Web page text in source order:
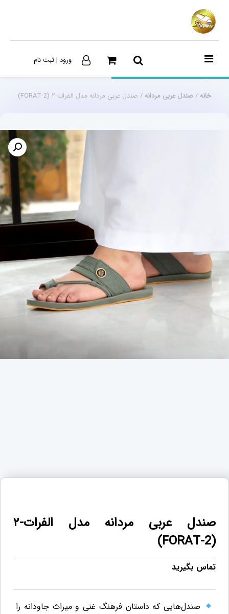
ورود | ثبت نام
خانه /صندل عربی مردانه / صندل عربی مردانه مدل الفرات-۲ (FORAT-2)
صندل عربی مردانه مدل الفرات-۲
(FORAT-2)
تماس بگیرید
صندل‌هایی که داستان فرهنگ غنی و میراث جاودانه را